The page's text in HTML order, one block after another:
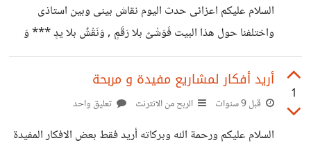
السلام عليكم اعزائى حدث اليوم نقاش بينى وبين استاذى
واختلفنا حول هذا البيت فَوَشْىٌ بلا رَقَمٍ , وَنَقْشٌ بلا يدٍ *** وَ
دمْعٌ بلا عَيْنٍ , وَ ضحْكٌ بلا ثَغْرٍ فأستاذى يقول أنه على وزن
مستفعلن مستفعلن *** مستفعلن مستفعلن وأنا أقول أنه على
وزن فعولن مفاعيلن فعولن مفاعيلن *** فعولن مفاعيلن فعولن
1
أريد أفكار لمشاريع مفيدة و مربحة
قبل 9 سنوات الربح من الانترنت تعليق واحد
السلام عليكم ورحمة الله وبركاته أريد فقط بعض الافكار المفيدة